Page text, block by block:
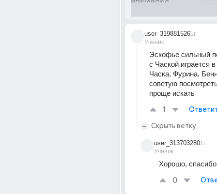
user_319881526
Ученик
1г
Эскофье сильный
с Чаской играется
Часка, Фурина,
советую
проще искать
1
Скрыть ветку
user_313703280
Ученик
1г
Хорошо,
0